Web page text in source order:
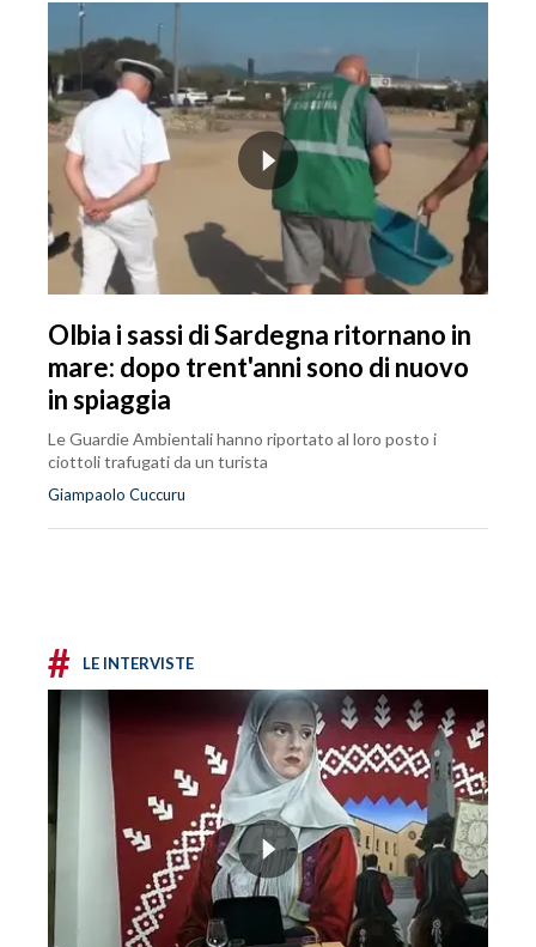
Olbia i sassi di Sardegna ritornano in
mare: dopo trent'anni sono di nuovo
in spiaggia
Le Guardie Ambientali hanno riportato al loro posto i
ciottoli trafugati da un turista
Giampaolo Cuccuru
# LE INTERVISTE